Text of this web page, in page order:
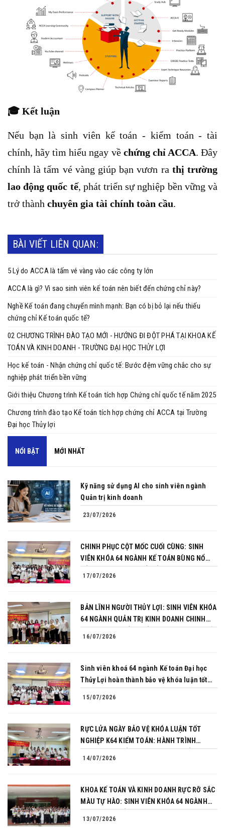
🎓 Kết luận
Nếu bạn là sinh viên kế toán - kiểm toán - tài
chính, hãy tìm hiểu ngay về chứng chỉ ACCA. Đây
chính là tấm vé vàng giúp bạn vươn ra thị trường
lao động quốc tế, phát triển sự nghiệp bền vững và
trở thành chuyên gia tài chính toàn cầu.
BÀI VIẾT LIÊN QUAN:
5 Lý do ACCA là tấm vé vàng vào các công ty lớn
ACCA là gì? Vì sao sinh viên kế toán nên biết đến chứng chỉ này?
Nghề Kế toán đang chuyển mình mạnh: Bạn có bị bỏ lại nếu thiếu
chứng chỉ Kế toán quốc tế?
02 CHƯƠNG TRÌNH ĐÀO TẠO MỚI - HƯỚNG ĐI ĐỘT PHÁ TẠI KHOA KẾ
TOÁN VÀ KINH DOANH - TRƯỜNG ĐẠI HỌC THỦY LỢI
Học kế toán - Nhận chứng chỉ quốc tế: Bước đệm vững chắc cho sự
nghiệp phát triển bền vững
Giới thiệu Chương trình Kế toán tích hợp Chứng chỉ quốc tế năm 2025
Chương trình đào tạo Kế toán tích hợp chứng chỉ ACCA tại Trường
Đại học Thủy lợi
NỔI BẬT MỚI NHẤT
Kỹ năng sử dụng AI cho sinh viên ngành
Quản trị kinh doanh
23/07/2026
CHINH PHỤC CỘT MỐC CUỐI CÙNG: SINH
VIÊN KHÓA 64 NGÀNH KẾ TOÁN BÙNG NỔ
17/07/2026
BẢN LĨNH NGƯỜI THỦY LỢI: SINH VIÊN KHÓA
64 NGÀNH QUẢN TRỊ KINH DOANH CHINH
16/07/2026
Sinh viên khoá 64 ngành Kế toán Đại học
Thủy Lợi hoàn thành bảo vệ khóa luận tốt
15/07/2026
RỰC LỬA NGÀY BẢO VỆ KHÓA LUẬN TỐT
NGHIỆP K64 KIỂM TOÁN: HÀNH TRÌNH
14/07/2026
KHOA KẾ TOÁN VÀ KINH DOANH RỰC RỠ SẮC
MÀU TỰ HÀO: SINH VIÊN KHÓA 64 NGÀNH
13/07/2026